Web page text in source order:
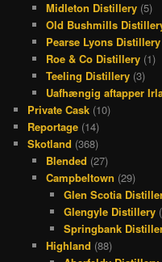
Midleton Distillery(5)
Old Bushmills
Pearse Lyons Distillery
Roe & Co Distillery(1)
Teeling Distillery(3)
Uafhængig aftapper
Private Cask (10)
Reportage (14)
Skotland (368)
Blended (27)
Campbeltown (29)
Glen Scotia
Glengyle Distillery
Springbank
Highland (88)